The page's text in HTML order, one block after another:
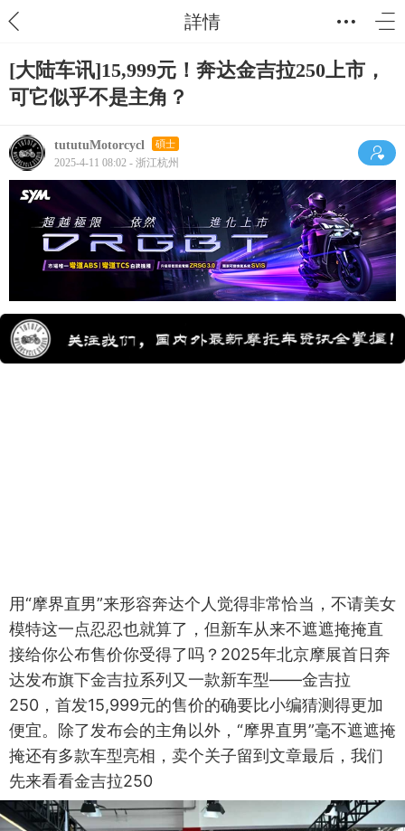
詳情
[大陆车讯]15,999元！奔达金吉拉250上市，
可它似乎不是主角？
tututuMotorcycl 碩士
2025-4-11 08:02 - 浙江杭州
用“摩界直男”来形容奔达个人觉得非常恰当，不请美女
模特这一点忍忍也就算了，但新车从来不遮遮掩掩直
接给你公布售价你受得了吗？2025年北京摩展首日奔
达发布旗下金吉拉系列又一款新车型——金吉拉
250，首发15,999元的售价的确要比小编猜测得更加
便宜。除了发布会的主角以外，“摩界直男”毫不遮遮掩
掩还有多款车型亮相，卖个关子留到文章最后，我们
先来看看金吉拉250